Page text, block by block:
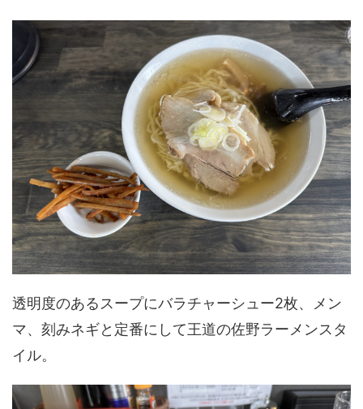
透明度のあるスープにバラチャーシュー2枚、メン
マ、刻みネギと定番にして王道の佐野ラーメンスタ
イル。